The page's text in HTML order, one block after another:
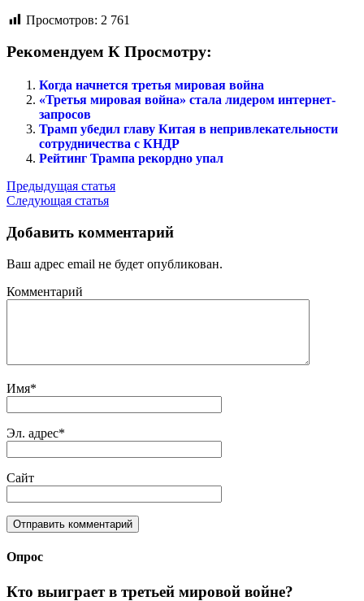
Просмотров: 2 761
Рекомендуем К Просмотру:
Когда начнется третья мировая война
«Третья мировая война» стала лидером интернет-
запросов
Трамп убедил главу Китая в непривлекательности
сотрудничества с КНДР
Рейтинг Трампа рекордно упал
Предыдущая статья
Следующая статья
Добавить комментарий
Ваш адрес email не будет опубликован.
Комментарий
Имя*
Эл. адрес*
Сайт
Опрос
Кто выиграет в третьей мировой войне?